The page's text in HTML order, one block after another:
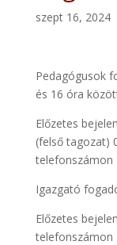
szept 16, 2024
Pedagógusok
és 16 óra
Előzetes
(felső tagozat)
telefonszámon
Igazgató
Előzetes
telefonszámon